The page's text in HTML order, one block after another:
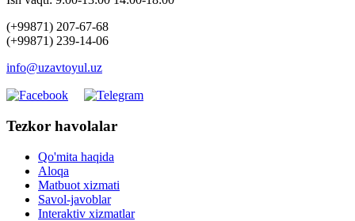
(+99871) 207-67-68
(+99871) 239-14-06
info@uzavtoyul.uz
Tezkor havolalar
Qo'mita haqida
Aloqa
Matbuot xizmati
Savol-javoblar
Interaktiv xizmatlar